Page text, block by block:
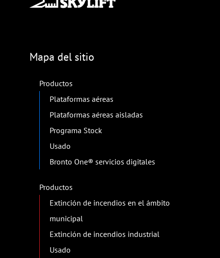
Mapa del sitio
Productos
Plataformas aéreas
Plataformas aéreas aisladas
Programa Stock
Usado
Bronto One® servicios digitales
Productos
Extinción de incendios en el ámbito
municipal
Extinción de incendios industrial
Usado